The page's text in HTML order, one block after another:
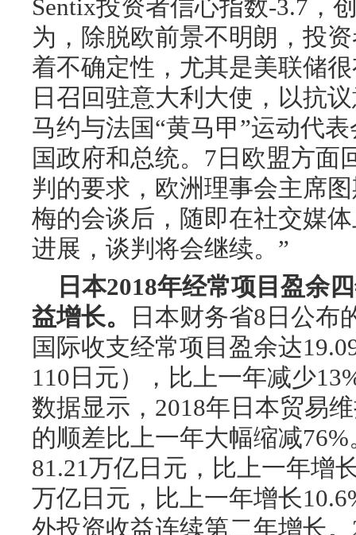
Sentix投资者信心指数-3.7，
为，除脱欧前景不明朗，投
着不确定性，尤其是美联储
日召回驻意大利大使，以抗
马约与法国“黄马甲”运动代
国政府和总统。7日欧盟方面
判的要求，欧洲理事会主席
梅的会谈后，随即在社交媒
进展，谈判将会继续。”
日本2018年经常项目盈余
益增长。
日本财务省8日公布
国际收支经常项目盈余达
110日元），比上一年减少
数据显示，2018年日本贸易
的顺差比上一年大幅缩减
81.21万亿日元，比上一年增
万亿日元，比上一年增长
外投资收益连续第二年增长